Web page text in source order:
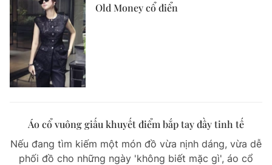
Old Money cổ điển
Áo cổ vuông giấu khuyết điểm bắp tay đầy tinh tế
Nếu đang tìm kiếm một món đồ vừa nịnh dáng, vừa dễ
phối đồ cho những ngày 'không biết mặc gì', áo cổ